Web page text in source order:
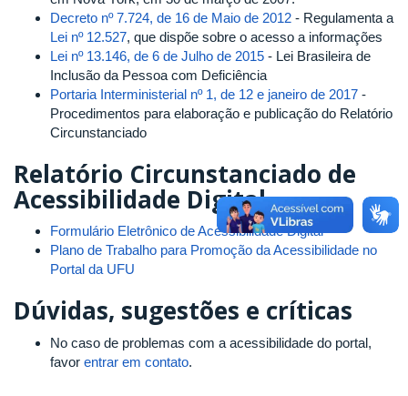
Decreto nº 7.724, de 16 de Maio de 2012 - Regulamenta a
Lei nº 12.527, que dispõe sobre o acesso a informações
Lei nº 13.146, de 6 de Julho de 2015 - Lei Brasileira de
Inclusão da Pessoa com Deficiência
Portaria Interministerial nº 1, de 12 e janeiro de 2017 -
Procedimentos para elaboração e publicação do Relatório
Circunstanciado
Relatório Circunstanciado de
Acessibilidade Digital
Formulário Eletrônico de Acessibilidade Digital
Plano de Trabalho para Promoção da Acessibilidade no
Portal da UFU
Dúvidas, sugestões e críticas
No caso de problemas com a acessibilidade do portal,
favor entrar em contato.